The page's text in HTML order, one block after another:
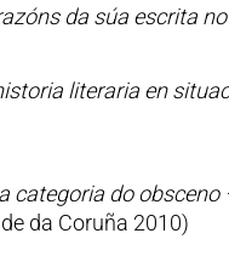
da súa escrita
literaria en
categoria do
da Coruña 2010)